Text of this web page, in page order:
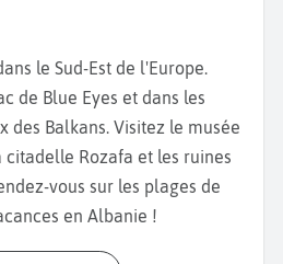
de l'architecture ottomane.
en montant au sommet du
à 1 613 m d’altitude.
la gastronomie albanaise,
Elbasani, plat composé
four. Pour les mets sucrés,
le Sud-Est de l'Europe.
de Blue Eyes et dans les
des Balkans. Visitez le musée
Rozafa et les ruines
vous sur les plages de
en Albanie !